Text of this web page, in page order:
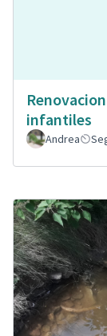
infantiles
Andrea